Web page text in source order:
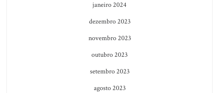
janeiro 2024
dezembro 2023
novembro 2023
outubro 2023
setembro 2023
agosto 2023